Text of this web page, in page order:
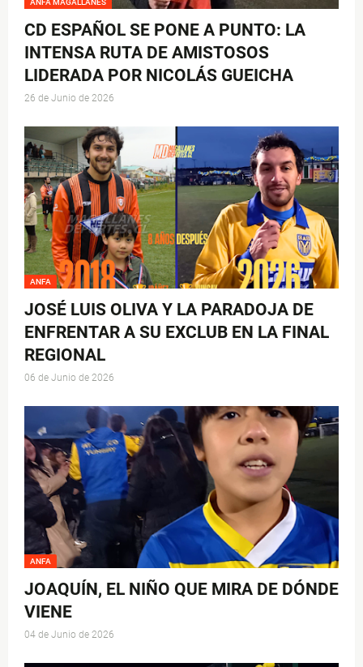
ANFA MAGALLANES
CD ESPAÑOL SE PONE A PUNTO: LA
INTENSA RUTA DE AMISTOSOS
LIDERADA POR NICOLÁS GUEICHA
26 de Junio de 2026
ANFA
JOSÉ LUIS OLIVA Y LA PARADOJA DE
ENFRENTAR A SU EXCLUB EN LA FINAL
REGIONAL
06 de Junio de 2026
ANFA
JOAQUÍN, EL NIÑO QUE MIRA DE DÓNDE
VIENE
04 de Junio de 2026